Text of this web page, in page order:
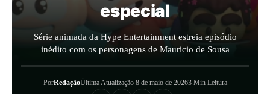
especial
Série animada da Hype Entertainment estreia episódio
inédito com os personagens de Mauricio de Sousa
PorRedaçãoÚltima Atualização 8 de maio de 20263 Min Leitura